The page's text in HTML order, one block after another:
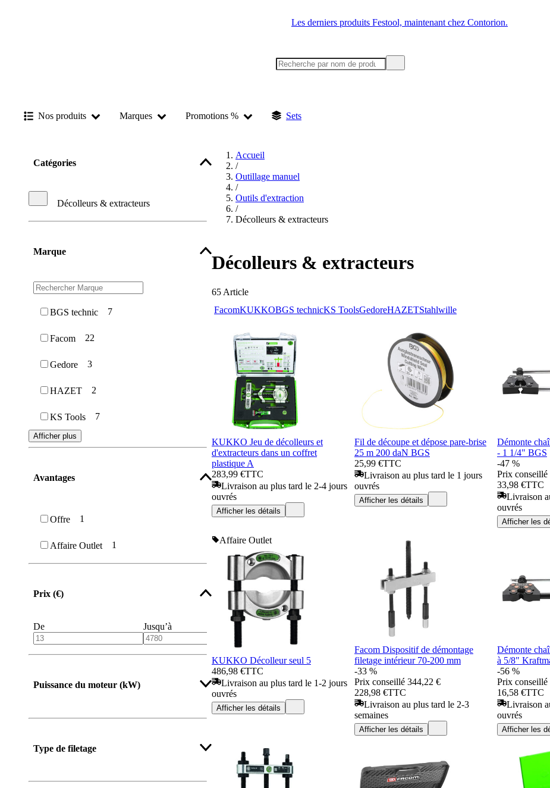
Les derniers produits Festool, maintenant chez Contorion.
Nos produits Marques Promotions % Sets
Catégories
Décolleurs & extracteurs
Marque
BGS technic 7
Facom 22
Gedore 3
HAZET 2
KS Tools 7
Afficher plus
Avantages
Offre 1
Affaire Outlet 1
Prix (€)
De Jusqu’à
Puissance du moteur (kW)
Type de filetage
Accueil
/
Outillage manuel
/
Outils d'extraction
/
Décolleurs & extracteurs
Décolleurs & extracteurs
65 Article
FacomKUKKOBGS technicKS ToolsGedoreHAZETStahlwille
KUKKO Jeu de décolleurs et
d'extracteurs dans un coffret
plastique A
283,99 €TTC
Livraison au plus tard le 2-4 jours
ouvrés
Afficher les détails
Fil de découpe et dépose pare-brise
25 m 200 daN BGS
25,99 €TTC
Livraison au plus tard le 1 jours
ouvrés
Afficher les détails
Démonte
- 1 1/4" BGS
-47 %
Prix conseillé
33,98 €TTC
Livraison
ouvrés
Afficher les
Affaire Outlet
KUKKO Décolleur seul 5
486,98 €TTC
Livraison au plus tard le 1-2 jours
ouvrés
Afficher les détails
Facom Dispositif de démontage
filetage intérieur 70-200 mm
-33 %
Prix conseillé 344,22 €
228,98 €TTC
Livraison au plus tard le 2-3
semaines
Afficher les détails
Démonte
à 5/8"
-56 %
Prix conseillé
16,58 €TTC
Livraison
ouvrés
Afficher les